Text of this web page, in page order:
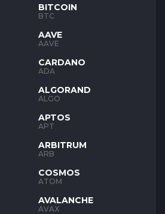
BITCOIN
BTC
AAVE
AAVE
CARDANO
ADA
ALGORAND
ALGO
APTOS
APT
ARBITRUM
ARB
COSMOS
ATOM
AVALANCHE
AVAX